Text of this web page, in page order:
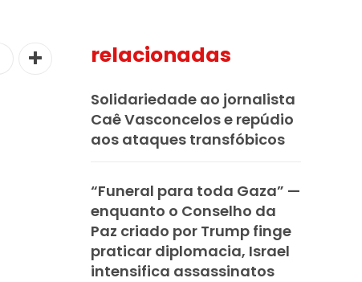
relacionadas
Solidariedade ao jornalista
Caê Vasconcelos e repúdio
aos ataques transfóbicos
“Funeral para toda Gaza” —
enquanto o Conselho da
Paz criado por Trump finge
praticar diplomacia, Israel
intensifica assassinatos